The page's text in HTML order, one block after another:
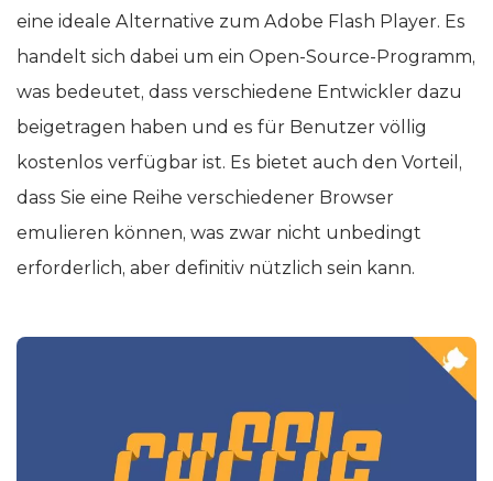
eine ideale Alternative zum Adobe Flash Player. Es
handelt sich dabei um ein Open-Source-Programm,
was bedeutet, dass verschiedene Entwickler dazu
beigetragen haben und es für Benutzer völlig
kostenlos verfügbar ist. Es bietet auch den Vorteil,
dass Sie eine Reihe verschiedener Browser
emulieren können, was zwar nicht unbedingt
erforderlich, aber definitiv nützlich sein kann.